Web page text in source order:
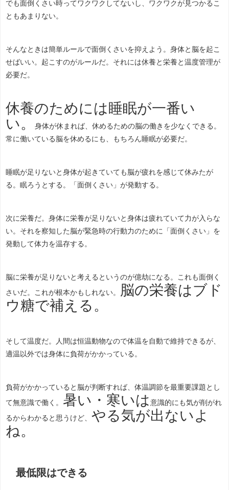
でも面倒くさい時ってワクワクしてないし、ワクワクが見つかるこ
ともあまりない。
そんなときは簡単ルールで面倒くさいを抑えよう。身体と脳を起こ
せばいい。起こすのがルールだ。それには休養と栄養と温度管理が
必要だ。
休養のためには睡眠が一番い
い。
身体が休まれば、休めるための脳の働きを少なくできる。
常に働いている脳を休めるにも、もちろん睡眠が必要だ。
睡眠が足りないと身体が起きていても脳が疲れを感じて休みたが
る。眠ろうとする。「面倒くさい」が発動する。
次に栄養だ。身体に栄養が足りないと身体は疲れていて力が入らな
い。それを察知した脳が緊急時の行動力のために「面倒くさい」を
発動して体力を温存する。
脳に栄養が足りないと考えるというのが億劫になる。これも面倒く
さいだ。これが根本かもしれない。
脳の栄養はブド
ウ糖で補える。
そして温度だ。人間は恒温動物なので体温を自動で維持できるが、
適温以外では身体に負荷がかかっている。
負荷がかかっていると脳が判断すれば、体温調節を最重要課題とし
て無意識で働く。 暑い・寒いは 意識的にも気が削がれ
るからわかると思うけど、 やる気が出ないよ
ね。
最低限はできる